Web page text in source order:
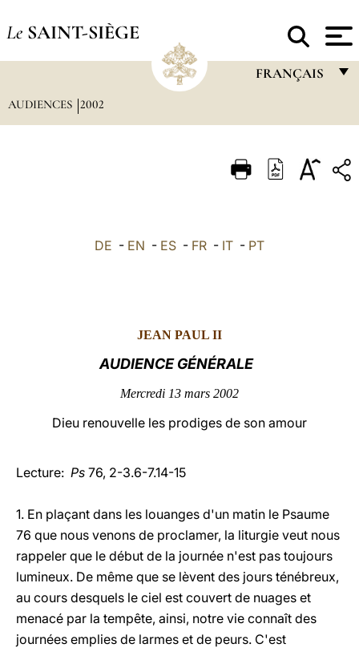
Le SAINT-SIÈGE
FRANÇAIS
ITALIANO
AUDIENCES 2002
DE - EN - ES - FR - IT - PT
JEAN PAUL II
AUDIENCE GÉNÉRALE
Mercredi 13 mars 2002
Dieu renouvelle les prodiges de son amour
Lecture: Ps 76, 2-3.6-7.14-15
1. En plaçant dans les louanges d'un matin le Psaume
76 que nous venons de proclamer, la liturgie veut nous
rappeler que le début de la journée n'est pas toujours
lumineux. De même que se lèvent des jours ténébreux,
au cours desquels le ciel est couvert de nuages et
menacé par la tempête, ainsi, notre vie connaît des
journées emplies de larmes et de peurs. C'est